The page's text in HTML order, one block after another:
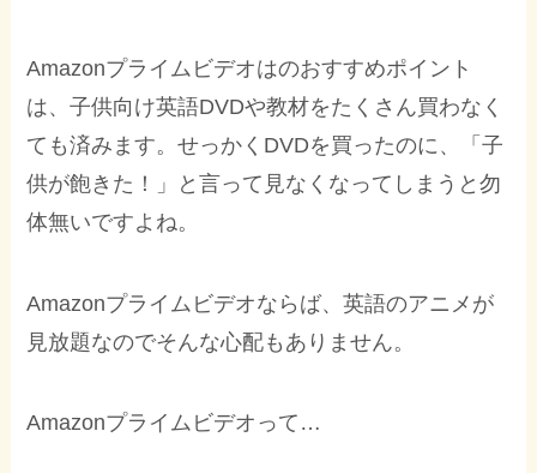
Amazonプライムビデオはのおすすめポイント
は、子供向け英語DVDや教材をたくさん買わなく
ても済みます。せっかくDVDを買ったのに、「子
供が飽きた！」と言って見なくなってしまうと勿
体無いですよね。
Amazonプライムビデオならば、英語のアニメが
見放題なのでそんな心配もありません。
Amazonプライムビデオって…